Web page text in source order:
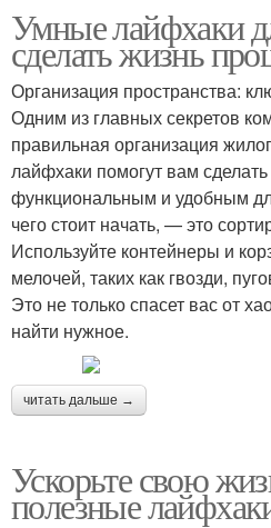
Умные лайфхаки
сделать жизнь
Организация пространства:
Одним из главных секретов
правильная организация
лайфхаки помогут вам
функциональным и удобным
чего стоит начать, — это
Используйте контейнеры и
мелочей, таких как гвозди,
Это не только спасет вас от
найти нужное.
читать дальше →
Ускорьте свою
полезные